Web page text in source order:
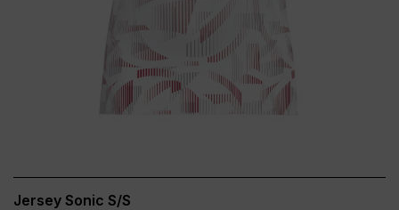
Jersey Sonic S/S